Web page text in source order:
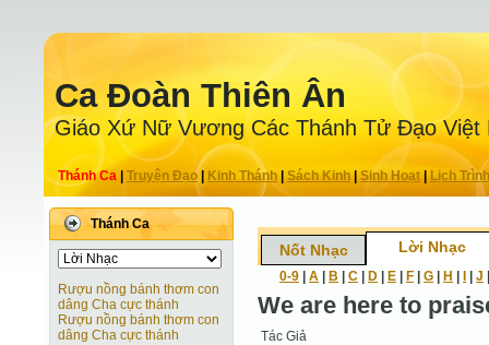
Ca Ðoàn Thiên Ân
Giáo Xứ Nữ Vương Các Thánh Tử Ðạo Việt
Thánh Ca Truyện Ðạo| Kinh Thánh Sách Kinh|Sinh Hoạt| Lịch Trình
Thánh Ca
Rượu nồng bánh thơm con
dâng Cha cực thánh
Rượu nồng bánh thơm con
dâng Cha cực thánh
Nốt Nhạc Lời Nhạc
0-9 A B C D E F G H J
We are here to
Tác Giả